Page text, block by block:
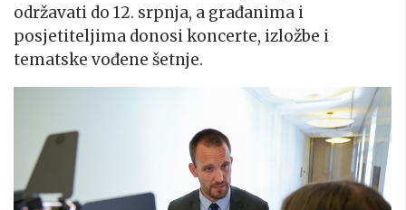
održavati do 12. srpnja, a građanima i
posjetiteljima donosi koncerte, izložbe i
tematske vođene šetnje.